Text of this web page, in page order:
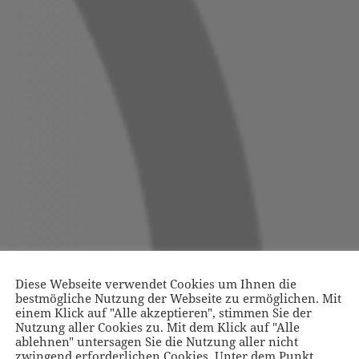
Diese Webseite verwendet Cookies um Ihnen die
bestmögliche Nutzung der Webseite zu ermöglichen. Mit
einem Klick auf "Alle akzeptieren", stimmen Sie der
Nutzung aller Cookies zu. Mit dem Klick auf "Alle
ablehnen" untersagen Sie die Nutzung aller nicht